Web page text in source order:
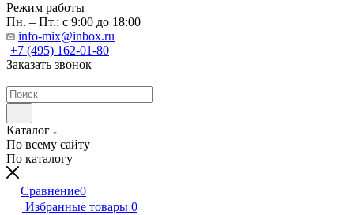
Режим работы
Пн. – Пт.: с 9:00 до 18:00
info-mix@inbox.ru
+7 (495) 162-01-80
Заказать звонок
Каталог
По всему сайту
По каталогу
Сравнение0
Избранные товары 0